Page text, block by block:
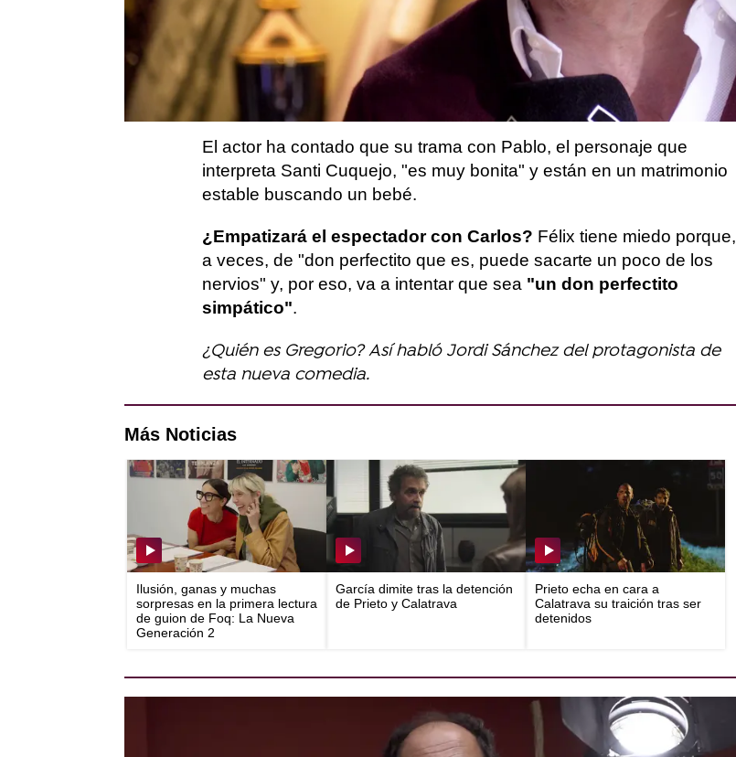
Carlos trabaja como abogado especializado en divorcios en un
bufete como él, serio y profesional. Y está casado con Pablo, un
diseñador de moda que espera su momento para triunfar en un
mundo competitivo.
El actor ha contado que su trama con Pablo, el personaje que
interpreta Santi Cuquejo, "es muy bonita" y están en un matrimonio
estable buscando un bebé.
¿Empatizará el espectador con Carlos? Félix tiene miedo porque,
a veces, de "don perfectito que es, puede sacarte un poco de los
nervios" y, por eso, va a intentar que sea "un don perfectito
simpático".
¿Quién es Gregorio? Así habló Jordi Sánchez del protagonista de
esta nueva comedia.
Más Noticias
Ilusión, ganas y muchas
sorpresas en la primera lectura
de guion de Foq: La Nueva
Generación 2
García dimite tras la detención
de Prieto y Calatrava
Prieto echa en cara a
Calatrava su traición tras ser
detenidos